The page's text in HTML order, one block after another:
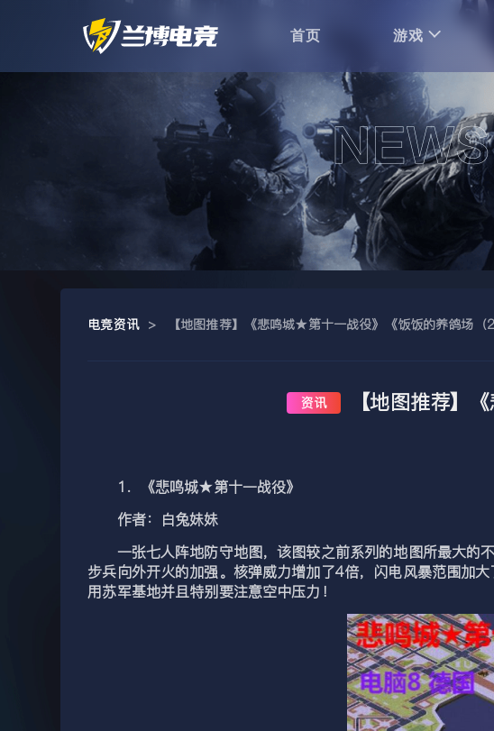
首页 游戏
电竞资讯 > 【地图推荐】《悲鸣城★第十一战役》《饭饭的养鸽场（
资讯 【地图推荐】
1．《悲鸣城★第十一战役》
作者：白兔妹妹
一张七人阵地防守地图，该图较之前系列的地图所最大的
步兵向外开火的加强。核弹威力增加了4倍，闪电风暴范围加
用苏军基地并且特别要注意空中压力！